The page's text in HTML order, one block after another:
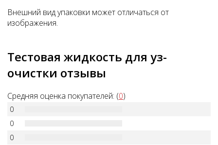
Внешний вид упаковки может отличаться от
изображения.
Тестовая жидкость для уз-
очистки отзывы
Средняя оценка покупателей: (0)
0
0
0